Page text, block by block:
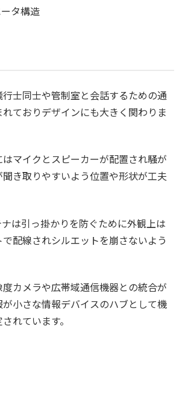
タ構造
士同士や管制室と会話するための通
ておりデザインにも大きく関わりま
マイクとスピーカーが配置され騒が
き取りやすいよう位置や形状が工夫
は引っ掛かりを防ぐために外観上は
配線されシルエットを崩さないよう
カメラや広帯域通信機器との統合が
小さな情報デバイスのハブとして機
れています。